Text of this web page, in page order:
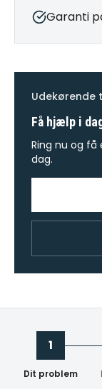
Garanti
Udekørende
Få hjælp i
Ring nu og
dag.
1
Dit problem